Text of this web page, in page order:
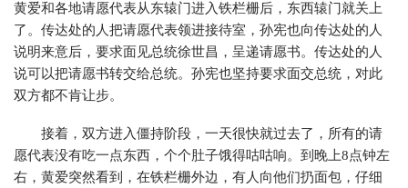
黄爱和各地请愿代表从东辕门进入铁栏栅后，东西辕门就关上
了。传达处的人把请愿代表领进接待室，孙宪也向传达处的人
说明来意后，要求面见总统徐世昌，呈递请愿书。传达处的人
说可以把请愿书转交给总统。孙宪也坚持要求面交总统，对此
双方都不肯让步。
接着，双方进入僵持阶段，一天很快就过去了，所有的请
愿代表没有吃一点东西，个个肚子饿得咕咕响。到晚上8点钟左
右，黄爱突然看到，在铁栏栅外边，有人向他们扔面包，仔细